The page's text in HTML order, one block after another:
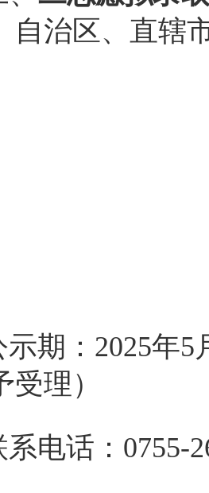
自治区、直辖
示期：2025年5
受理）
系电话：0755-